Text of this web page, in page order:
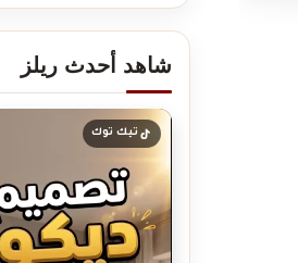
تصميم ديكور صيدلية
مستلزمات العناية
شاهد أحدث ريلز
تيك توك